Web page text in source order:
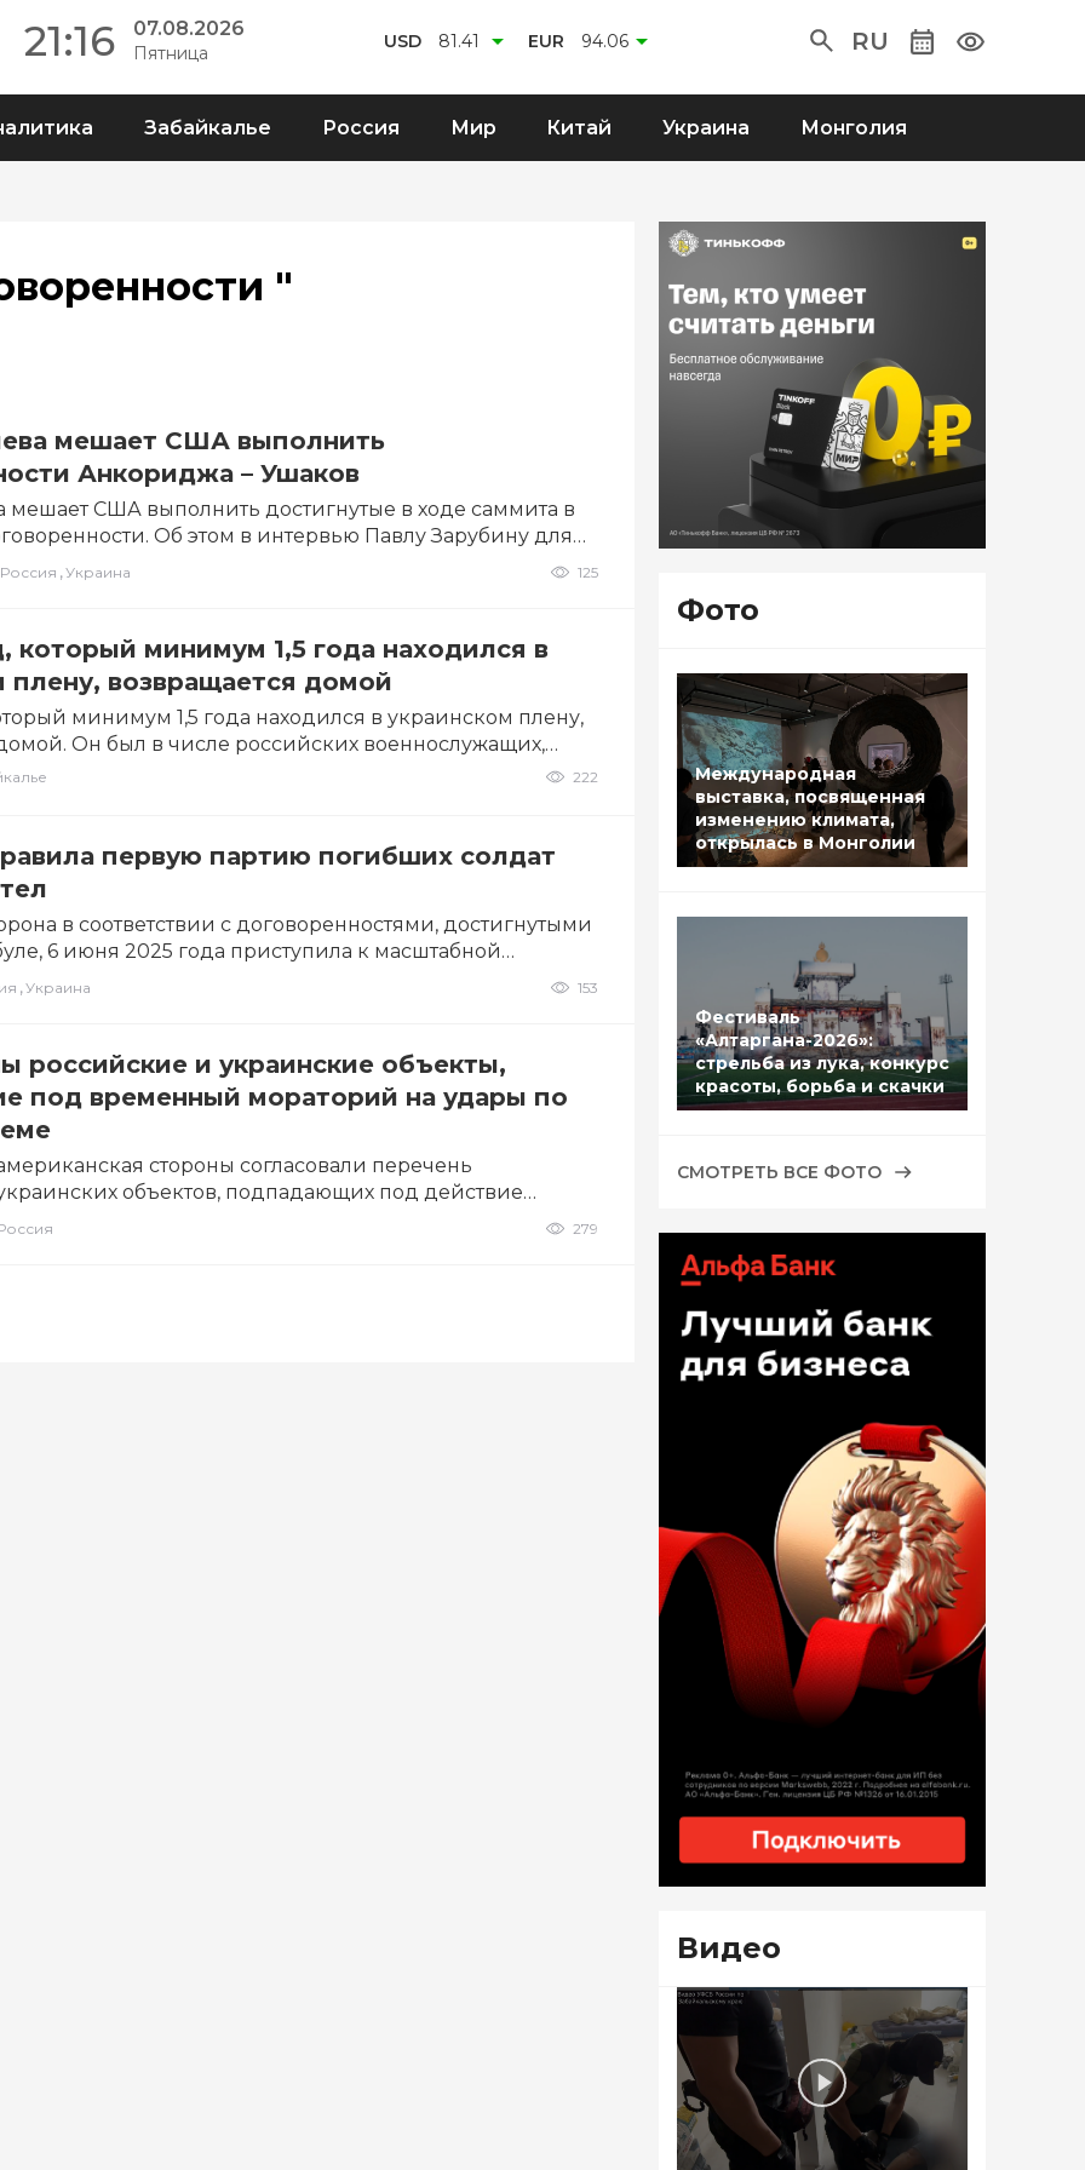
21:16 07.08.2026
Пятница
USD 81.41 EUR 94.06 RU
Забайкалье Россия Мир Китай Украина Монголия
"
мешает США выполнить
Анкориджа – Ушаков
мешает США выполнить достигнутые в ходе саммита в
Об этом в интервью Павлу Зарубину для…
Россия ,Украина 125
который минимум 1,5 года находился в
плену, возвращается домой
минимум 1,5 года находился в украинском плену,
Он был в числе российских военнослужащих,
222
первую партию погибших солдат
в соответствии с договоренностями, достигнутыми
6 июня 2025 года приступила к масштабной
,Украина 153
российские и украинские объекты,
под временный мораторий на удары по
стороны согласовали перечень
объектов, подпадающих под действие
на удары по энергосистеме….
279
Фото
Международная
выставка, посвященная
изменению климата,
открылась в Монголии
Фестиваль
«Алтаргана-2026»:
стрельба из лука, конкурс
красоты, борьба и скачки
СМОТРЕТЬ ВСЕ ФОТО
Видео